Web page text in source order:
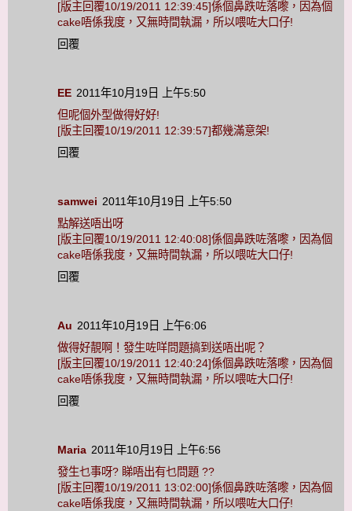
[版主回覆10/19/2011 12:39:45]係個鼻跌咗落嚟，因為個
cake唔係我度，又無時間執漏，所以喂咗大口仔!
回覆
EE 2011年10月19日 上午5:50
但呢個外型做得好好!
[版主回覆10/19/2011 12:39:57]都幾滿意架!
回覆
samwei 2011年10月19日 上午5:50
點解送唔出呀
[版主回覆10/19/2011 12:40:08]係個鼻跌咗落嚟，因為個
cake唔係我度，又無時間執漏，所以喂咗大口仔!
回覆
Au 2011年10月19日 上午6:06
做得好靚啊！發生咗咩問題搞到送唔出呢？
[版主回覆10/19/2011 12:40:24]係個鼻跌咗落嚟，因為個
cake唔係我度，又無時間執漏，所以喂咗大口仔!
回覆
Maria 2011年10月19日 上午6:56
發生乜事呀? 睇唔出有乜問題 ??
[版主回覆10/19/2011 13:02:00]係個鼻跌咗落嚟，因為個
cake唔係我度，又無時間執漏，所以喂咗大口仔!